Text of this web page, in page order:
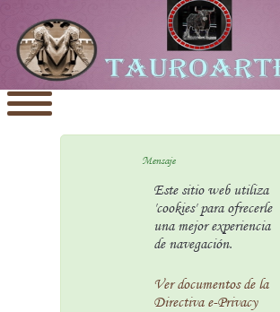
Mensaje
Este sitio web utiliza
'cookies' para ofrecerle
una mejor experiencia
de navegación.
Ver documentos de la
Directiva e-Privacy